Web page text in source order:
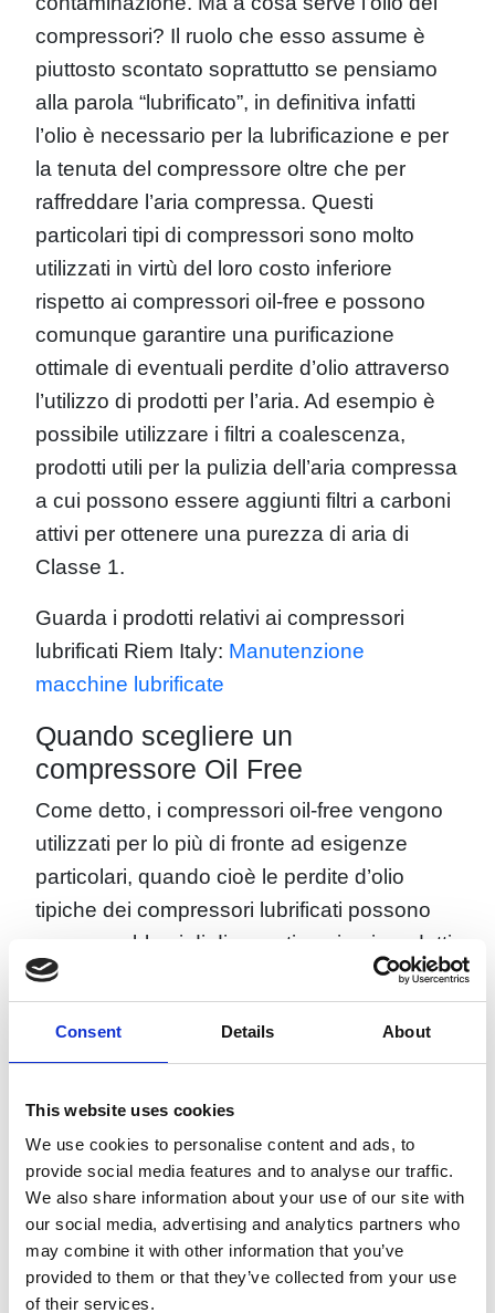
Consent Details About
This website uses cookies
We use cookies to personalise content and ads, to
provide social media features and to analyse our traffic.
We also share information about your use of our site with
our social media, advertising and analytics partners who
may combine it with other information that you’ve
provided to them or that they’ve collected from your use
of their services.
compressori? Il ruolo che esso assume è
piuttosto scontato soprattutto se pensiamo
alla parola “lubrificato”, in definitiva infatti
l’olio è necessario per la lubrificazione e per
la tenuta del compressore oltre che per
raffreddare l’aria compressa. Questi
particolari tipi di compressori sono molto
utilizzati in virtù del loro costo inferiore
rispetto ai compressori oil-free e possono
comunque garantire una purificazione
ottimale di eventuali perdite d’olio attraverso
l’utilizzo di prodotti per l’aria. Ad esempio è
possibile utilizzare i filtri a coalescenza,
prodotti utili per la pulizia dell’aria compressa
a cui possono essere aggiunti filtri a carboni
attivi per ottenere una purezza di aria di
Classe 1.
Guarda i prodotti relativi ai compressori
lubrificati Riem Italy: Manutenzione
macchine lubrificate
Quando scegliere un
compressore Oil Free
Come detto, i compressori oil-free vengono
utilizzati per lo più di fronte ad esigenze
particolari, quando cioè le perdite d’olio
tipiche dei compressori lubrificati possono
creare problemi di diverso tipo sia ai prodotti
che alle persone. I compressori Oil Free
sono ideali dunque per industrie alimentari,
industrie farmaceutiche, industrie che
etichettato con alcune indicazioni che
possono sembrare simili, ma non lo sono:
“Classe 0” e “tecnicamente oil-free”. Queste
due indicazioni stanno a rivelare il livello di
purezza dell’aria a seguito della